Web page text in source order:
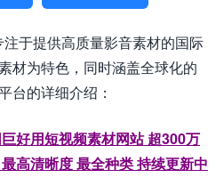
于提供高质量影音素材的国际
材为特色，同时涵盖全球化的
台的详细介绍：
好用短视频素材网站 超300万
高清晰度 最全种类 持续更新中